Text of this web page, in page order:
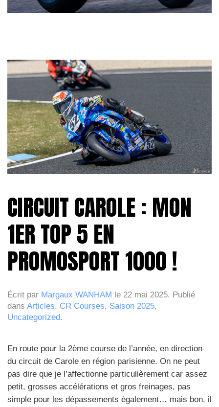
CIRCUIT CAROLE : MON
1ER TOP 5 EN
PROMOSPORT 1000 !
Écrit par Margaux WANHAM le 22 mai 2025. Publié
dans Articles, CR Courses, Saison 2025,
Uncategorized.
En route pour la 2ème course de l’année, en direction
du circuit de Carole en région parisienne. On ne peut
pas dire que je l’affectionne particulièrement car assez
petit, grosses accélérations et gros freinages, pas
simple pour les dépassements également… mais bon, il